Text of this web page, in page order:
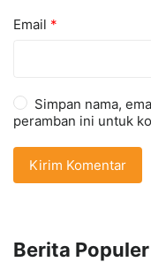
Email *
Simpan nama,
peramban ini untuk
Berita Populer